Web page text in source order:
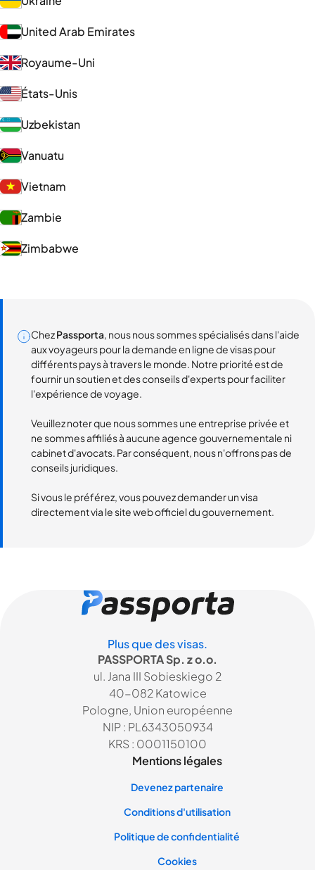
United Arab Emirates
Royaume-Uni
États-Unis
Uzbekistan
Vanuatu
Vietnam
Zambie
Zimbabwe
ChezPassporta, nous nous sommes spécialisés dans l'aide
aux voyageurs pour la demande en ligne de visas pour
différents pays à travers le monde. Notre priorité est de
fournir un soutien et des conseils d'experts pour faciliter
l'expérience de voyage.
Veuillez noter que nous sommes une entreprise privée et
ne sommes affiliés à aucune agence gouvernementale ni
cabinet d'avocats. Par conséquent, nous n'offrons pas de
conseils juridiques.
Si vous le préférez, vous pouvez demander un visa
directement via le site web officiel du gouvernement.
Plus que des visas.
PASSPORTA Sp. z o.o.
ul. Jana III Sobieskiego 2
40-082 Katowice
Pologne, Union européenne
NIP : PL6343050934
KRS : 0001150100
Mentions légales
Devenez partenaire
Conditions d'utilisation
Politique de confidentialité
Cookies